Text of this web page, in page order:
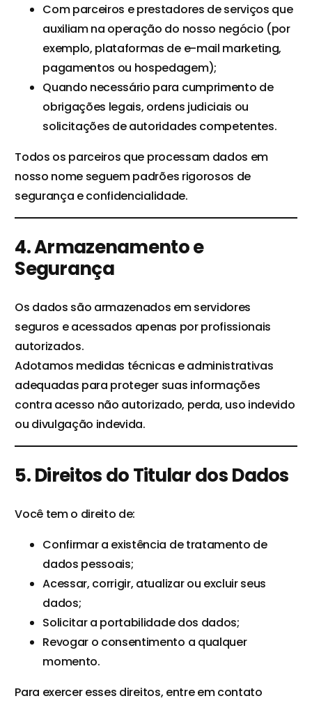
Com parceiros e prestadores de serviços que
auxiliam na operação do nosso negócio (por
exemplo, plataformas de e-mail marketing,
pagamentos ou hospedagem);
Quando necessário para cumprimento de
obrigações legais, ordens judiciais ou
solicitações de autoridades competentes.
Todos os parceiros que processam dados em
nosso nome seguem padrões rigorosos de
segurança e confidencialidade.
4. Armazenamento e
Segurança
Os dados são armazenados em servidores
seguros e acessados apenas por profissionais
autorizados.
Adotamos medidas técnicas e administrativas
adequadas para proteger suas informações
contra acesso não autorizado, perda, uso indevido
ou divulgação indevida.
5. Direitos do Titular dos Dados
Você tem o direito de:
Confirmar a existência de tratamento de
dados pessoais;
Acessar, corrigir, atualizar ou excluir seus
dados;
Solicitar a portabilidade dos dados;
Revogar o consentimento a qualquer
momento.
Para exercer esses direitos, entre em contato